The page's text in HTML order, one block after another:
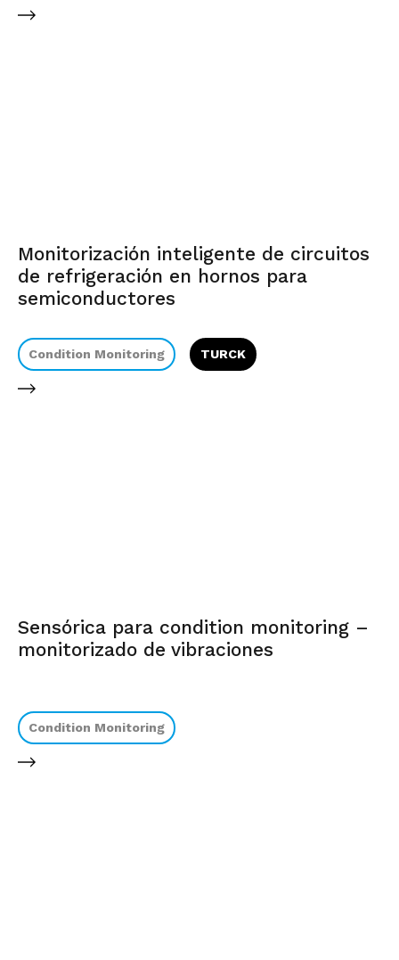
Monitorización inteligente de circuitos
de refrigeración en hornos para
semiconductores
Condition Monitoring TURCK
Sensórica para condition monitoring –
monitorizado de vibraciones
Condition Monitoring